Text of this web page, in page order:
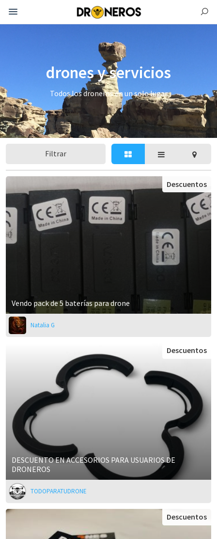
drones y servicios
Todos los droneros en un solo lugar
Filtrar
Vendo pack de 5 baterías para drone
Descuentos
Natalia G
DESCUENTO EN ACCESORIOS PARA USUARIOS DE
DRONEROS
Descuentos
TODOPARATUDRONE
Descuentos